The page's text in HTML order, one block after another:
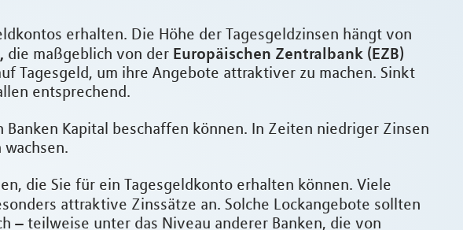
erhalten. Die Höhe der Tagesgeldzinsen hängt von
die maßgeblich von der Europäischen Zentralbank (EZB)
Tagesgeld, um ihre Angebote attraktiver zu machen. Sinkt
entsprechend.
Kapital beschaffen können. In Zeiten niedriger Zinsen
die Sie für ein Tagesgeldkonto erhalten können. Viele
attraktive Zinssätze an. Solche Lockangebote sollten
– teilweise unter das Niveau anderer Banken, die von